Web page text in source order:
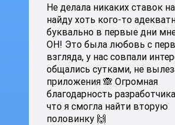
Не делала никаких ставок
найду хоть кого-то
буквально в первые дни
ОН! Это была любовь с
взгляда, у нас совпали
общались сутками, не
приложения 🙈 Огромная
благодарность
что я смогла найти вторую
половинку 🙌